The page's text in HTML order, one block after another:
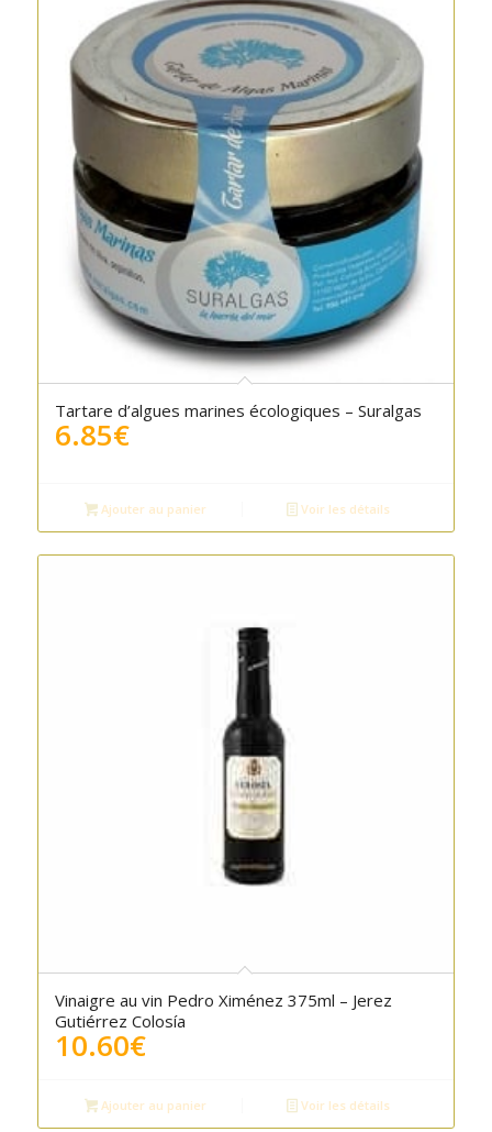
Tartare d’algues marines écologiques – Suralgas
6.85€
Ajouter au panier Voir les détails
Vinaigre au vin Pedro Ximénez 375ml – Jerez
Gutiérrez Colosía
10.60€
Ajouter au panier Voir les détails